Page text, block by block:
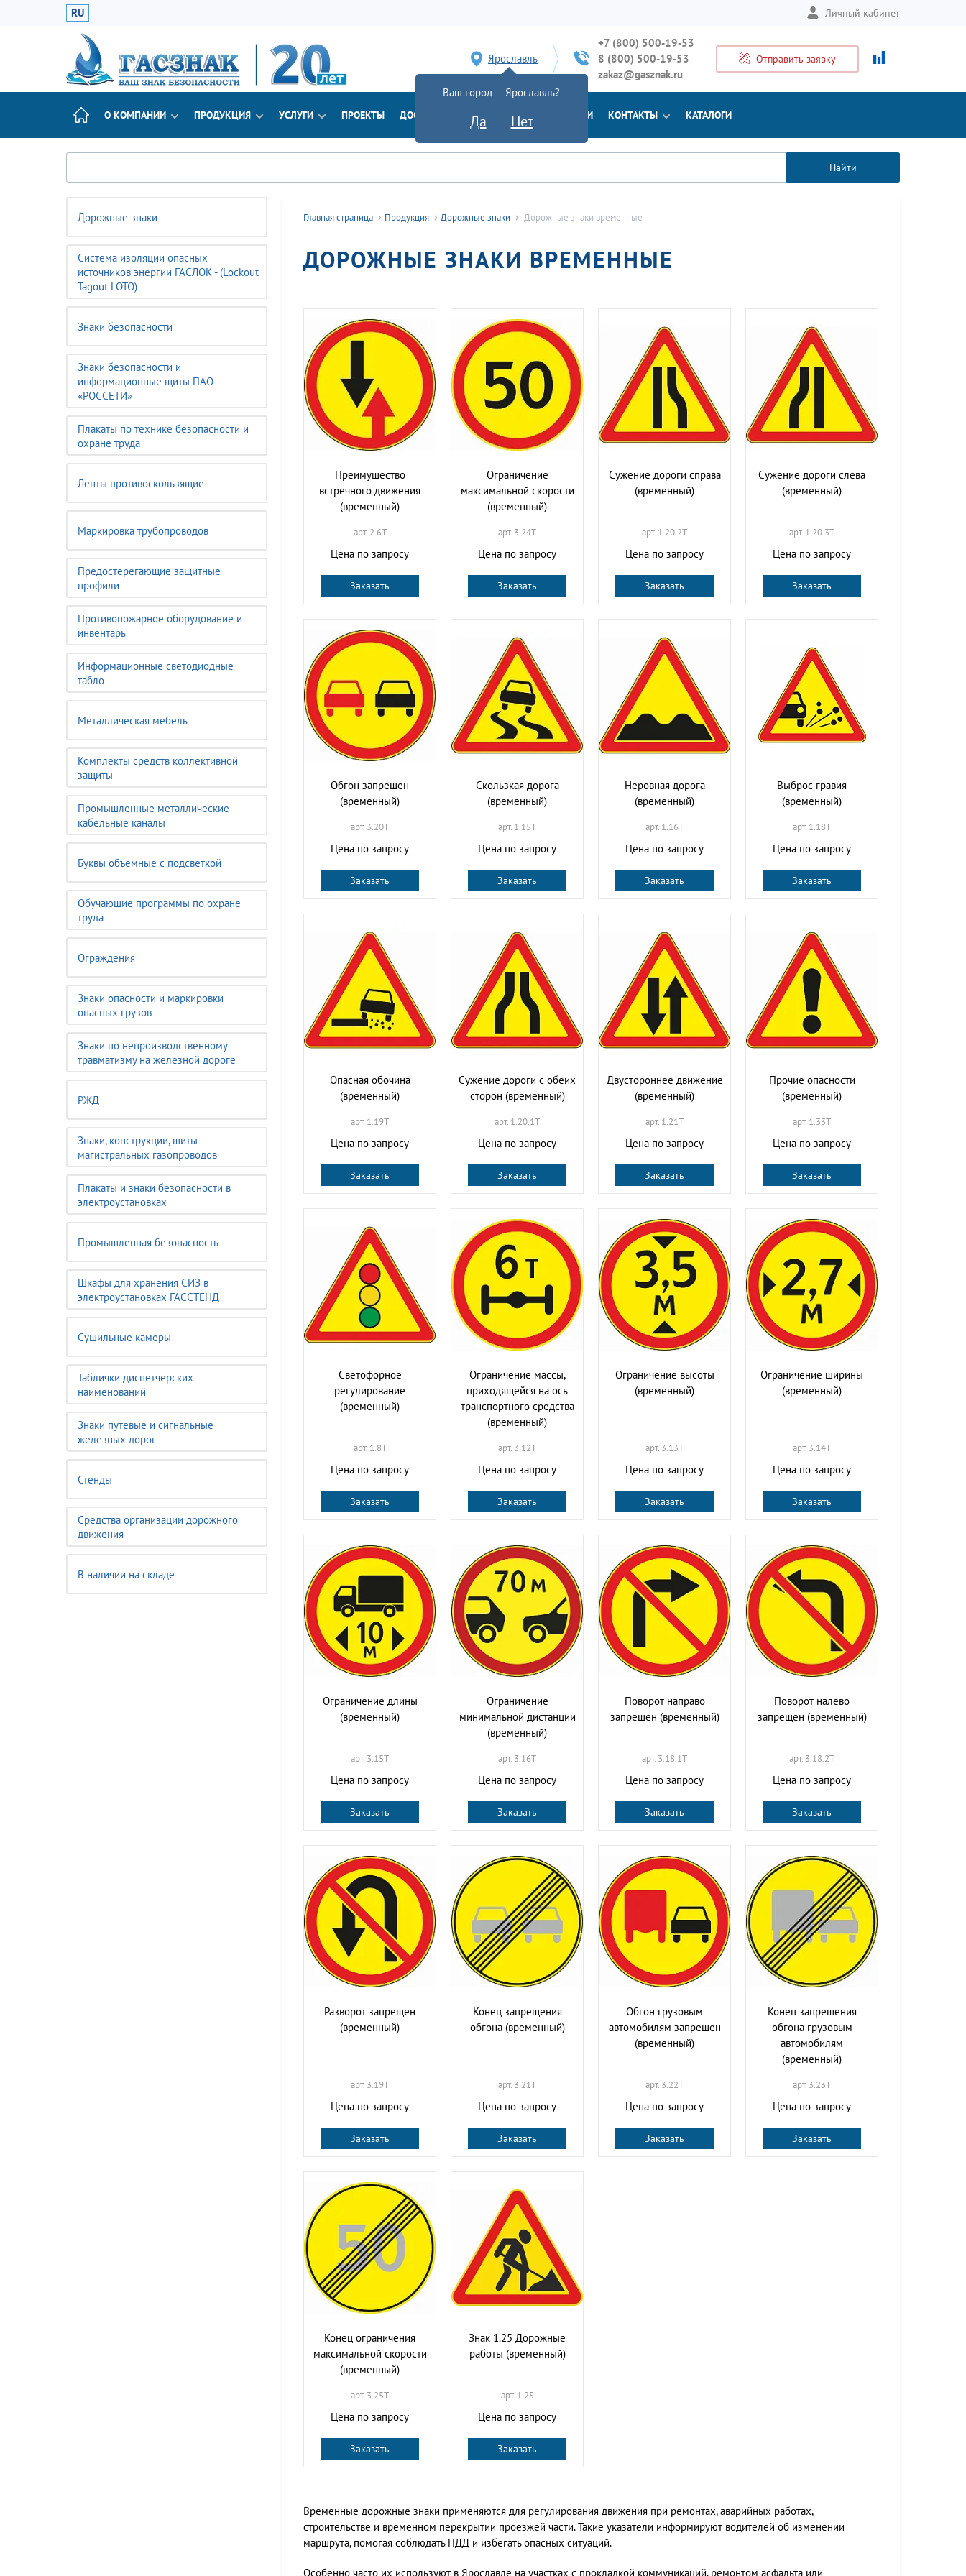
RU Личный кабинет
Ярославль
Ваш город — Ярославль?
Да Нет
+7 (800) 500-19-53
8 (800) 500-19-53
zakaz@gasznak.ru
Отправить заявку
О КОМПАНИИ ПРОДУКЦИЯ УСЛУГИ ПРОЕКТЫ ДОСТАВКА ДОКУМЕНТЫ НОВОСТИ КОНТАКТЫ КАТАЛОГИ
Найти
Дорожные знаки
Система изоляции опасных
источников энергии ГАСЛОК - (Lockout
Tagout LOTO)
Знаки безопасности
Знаки безопасности и
информационные щиты ПАО
«РОССЕТИ»
Плакаты по технике безопасности и
охране труда
Ленты противоскользящие
Маркировка трубопроводов
Предостерегающие защитные
профили
Противопожарное оборудование и
инвентарь
Информационные светодиодные
табло
Металлическая мебель
Комплекты средств коллективной
защиты
Промышленные металлические
кабельные каналы
Буквы объёмные с подсветкой
Обучающие программы по охране
труда
Ограждения
Знаки опасности и маркировки
опасных грузов
Знаки по непроизводственному
травматизму на железной дороге
РЖД
Знаки, конструкции, щиты
магистральных газопроводов
Плакаты и знаки безопасности в
электроустановках
Промышленная безопасность
Шкафы для хранения СИЗ в
электроустановках ГАССТЕНД
Сушильные камеры
Таблички диспетчерских
наименований
Знаки путевые и сигнальные
железных дорог
Стенды
Средства организации дорожного
движения
В наличии на складе
Главная страница Продукция Дорожные знаки Дорожные знаки временные
ДОРОЖНЫЕ ЗНАКИ ВРЕМЕННЫЕ
Преимущество
встречного движения
(временный)
арт. 2.6T
Цена по запросу
Заказать
Ограничение
максимальной скорости
(временный)
арт. 3.24T
Цена по запросу
Заказать
Сужение дороги справа
(временный)
арт. 1.20.2T
Цена по запросу
Заказать
Сужение дороги слева
(временный)
арт. 1.20.3T
Цена по запросу
Заказать
Обгон запрещен
(временный)
арт. 3.20T
Цена по запросу
Заказать
Скользкая дорога
(временный)
арт. 1.15T
Цена по запросу
Заказать
Неровная дорога
(временный)
арт. 1.16T
Цена по запросу
Заказать
Выброс гравия
(временный)
арт. 1.18T
Цена по запросу
Заказать
Опасная обочина
(временный)
арт. 1.19T
Цена по запросу
Заказать
Сужение дороги с обеих
сторон (временный)
арт. 1.20.1T
Цена по запросу
Заказать
Двустороннее движение
(временный)
арт. 1.21T
Цена по запросу
Заказать
Прочие опасности
(временный)
арт. 1.33T
Цена по запросу
Заказать
Светофорное
регулирование
(временный)
арт. 1.8T
Цена по запросу
Заказать
Ограничение массы,
приходящейся на ось
транспортного средства
(временный)
арт. 3.12T
Цена по запросу
Заказать
Ограничение высоты
(временный)
арт. 3.13T
Цена по запросу
Заказать
Ограничение ширины
(временный)
арт. 3.14T
Цена по запросу
Заказать
Ограничение длины
(временный)
арт. 3.15T
Цена по запросу
Заказать
Ограничение
минимальной дистанции
(временный)
арт. 3.16T
Цена по запросу
Заказать
Поворот направо
запрещен (временный)
арт. 3.18.1T
Цена по запросу
Заказать
Поворот налево
запрещен (временный)
арт. 3.18.2T
Цена по запросу
Заказать
Разворот запрещен
(временный)
арт. 3.19T
Цена по запросу
Заказать
Конец запрещения
обгона (временный)
арт. 3.21T
Цена по запросу
Заказать
Обгон грузовым
автомобилям запрещен
(временный)
арт. 3.22T
Цена по запросу
Заказать
Конец запрещения
обгона грузовым
автомобилям
(временный)
арт. 3.23T
Цена по запросу
Заказать
Конец ограничения
максимальной скорости
(временный)
арт. 3.25T
Цена по запросу
Заказать
Знак 1.25 Дорожные
работы (временный)
арт. 1.25
Цена по запросу
Заказать
Временные дорожные знаки применяются для регулирования движения при ремонтах, аварийных работах,
строительстве и временном перекрытии проезжей части. Такие указатели информируют водителей об изменении
маршрута, помогая соблюдать ПДД и избегать опасных ситуаций.
Особенно часто их используют в Ярославле на участках с прокладкой коммуникаций, ремонтом асфальта или